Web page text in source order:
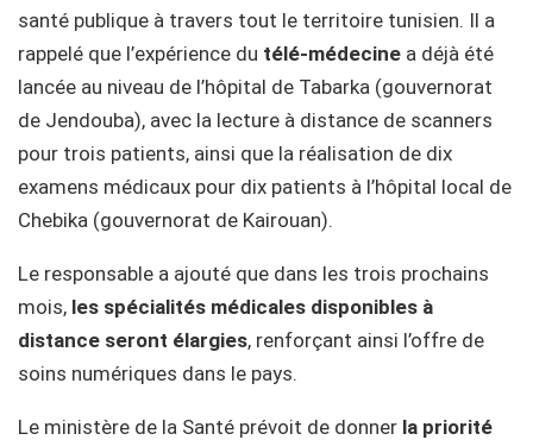
santé publique à travers tout le territoire tunisien. Il a
rappelé que l’expérience du télé-médecine a déjà été
lancée au niveau de l’hôpital de Tabarka (gouvernorat
de Jendouba), avec la lecture à distance de scanners
pour trois patients, ainsi que la réalisation de dix
examens médicaux pour dix patients à l’hôpital local de
Chebika (gouvernorat de Kairouan).
Le responsable a ajouté que dans les trois prochains
mois, les spécialités médicales disponibles à
distance seront élargies, renforçant ainsi l’offre de
soins numériques dans le pays.
Le ministère de la Santé prévoit de donner la priorité